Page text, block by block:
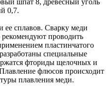
0,7.
ее сплавов. Сварку меди
проводить
пластинчатого
специальные
фториды щелочных и
флюсов происходит
плавления меди.